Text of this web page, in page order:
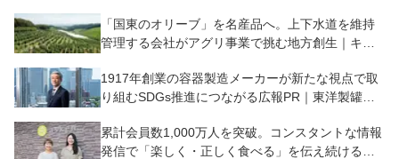
「国東のオリーブ」を名産品へ。上下水道を維持
管理する会社がアグリ事業で挑む地方創生｜キュ
1917年創業の容器製造メーカーが新たな視点で取
り組むSDGs推進につながる広報PR｜東洋製罐グ
累計会員数1,000万人を突破。コンスタントな情報
発信で「楽しく・正しく食べる」を伝え続ける｜